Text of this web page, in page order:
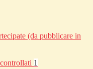
(da pubblicare in
1